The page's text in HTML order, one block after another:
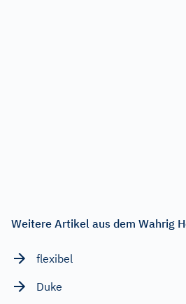
Weitere Artikel aus dem Wahrig
flexibel
Duke